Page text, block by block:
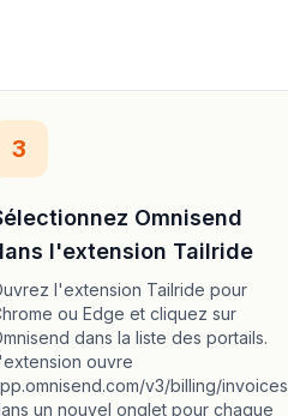
3
Omnisend
l'extension Tailride
l'extension Tailride pour
ou Edge et cliquez sur
dans la liste des portails.
ouvre
v3/billing/invoices
un nouvel onglet pour chaque